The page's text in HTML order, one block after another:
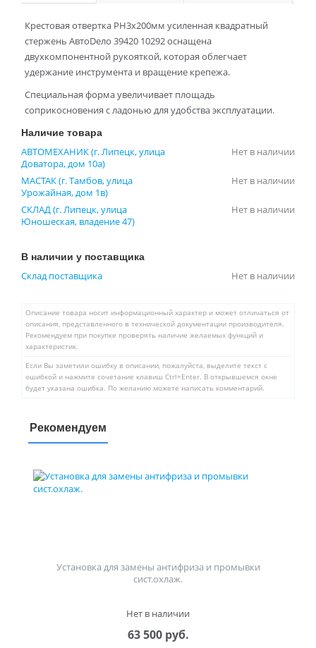
Крестовая отвертка PH3x200мм усиленная квадратный
стержень АвтоDело 39420 10292 оснащена
двухкомпонентной рукояткой, которая облегчает
удержание инструмента и вращение крепежа.
Специальная форма увеличивает площадь
соприкосновения с ладонью для удобства эксплуатации.
Наличие товара
АВТОМЕХАНИК (г. Липецк, улица
Доватора, дом 10а)
Нет в наличии
МАСТАК (г. Тамбов, улица
Урожайная, дом 1в)
Нет в наличии
СКЛАД (г. Липецк, улица
Юношеская, владение 47)
Нет в наличии
В наличии у поставщика
Склад поставщика Нет в наличии
Описание товара носит информационный характер и может отличаться от
описания, представленного в технической документации производителя.
Рекомендуем при покупке проверять наличие желаемых функций и
характеристик.
Если Вы заметили ошибку в описании, пожалуйста, выделите текст с
ошибкой и нажмите сочетание клавиш Ctrl+Enter. В открывшемся окне
будет указана ошибка. По желанию можете написать комментарий.
Рекомендуем
Установка для замены антифриза и промывки
сист.охлаж.
Нет в наличии
63 500 руб.